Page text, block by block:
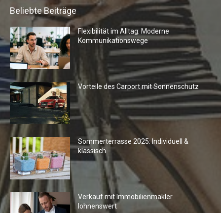
Beliebte Beiträge
Flexibilität im Alltag: Moderne
Kommunikationswege
Vorteile des Carport mit Sonnenschutz
Sommerterrasse 2025: Individuell &
klassisch
Verkauf mit Immobilienmakler
lohnenswert